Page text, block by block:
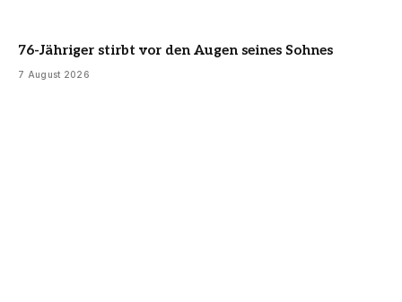
76-Jähriger stirbt vor den Augen seines Sohnes
7 August 2026